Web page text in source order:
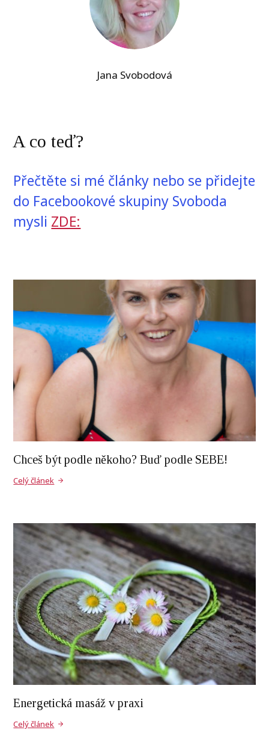
Jana Svobodová
A co teď?
Přečtěte si mé články nebo se přidejte
do Facebookové skupiny Svoboda
mysli ZDE:
Chceš být podle někoho? Buď podle SEBE!
Celý článek
Energetická masáž v praxi
Celý článek